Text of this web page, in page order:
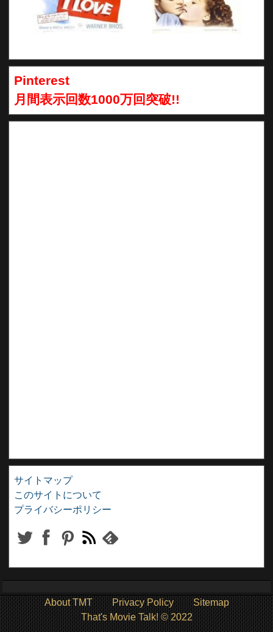
Pinterest
月間表示回数1000万回突破!!
サイトマップ
このサイトについて
プライバシーポリシー
About TMT Privacy Policy
Sitemap
That's Movie Talk! © 2022